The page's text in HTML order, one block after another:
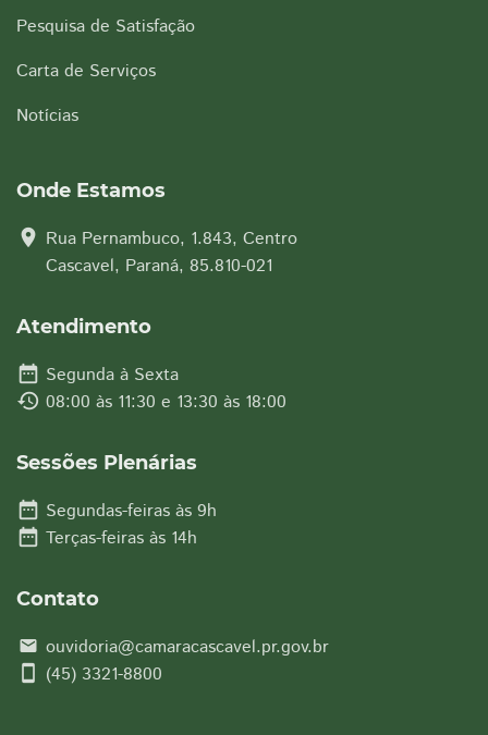
Pesquisa de Satisfação
Carta de Serviços
Notícias
Onde Estamos
location_on Rua Pernambuco, 1.843, Centro
Cascavel, Paraná, 85.810-021
Atendimento
date_range Segunda à Sexta
history 08:00 às 11:30 e 13:30 às 18:00
Sessões Plenárias
date_range Segundas-feiras às 9h
date_range Terças-feiras às 14h
Contato
email ouvidoria@camaracascavel.pr.gov.br
smartphone (45) 3321-8800